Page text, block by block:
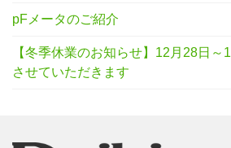
pFメータのご紹介
【冬季休業のお知らせ】12月28日～
させていただきます